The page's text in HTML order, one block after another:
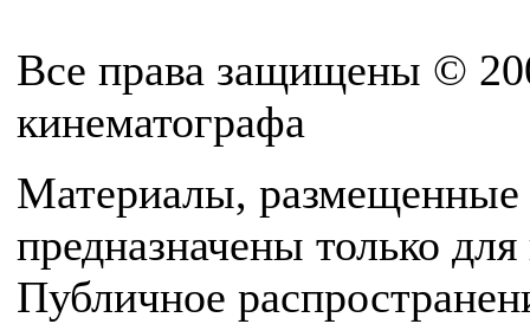
Все права защищены ©
кинематографа
Материалы, размещенные
предназначены только
Публичное